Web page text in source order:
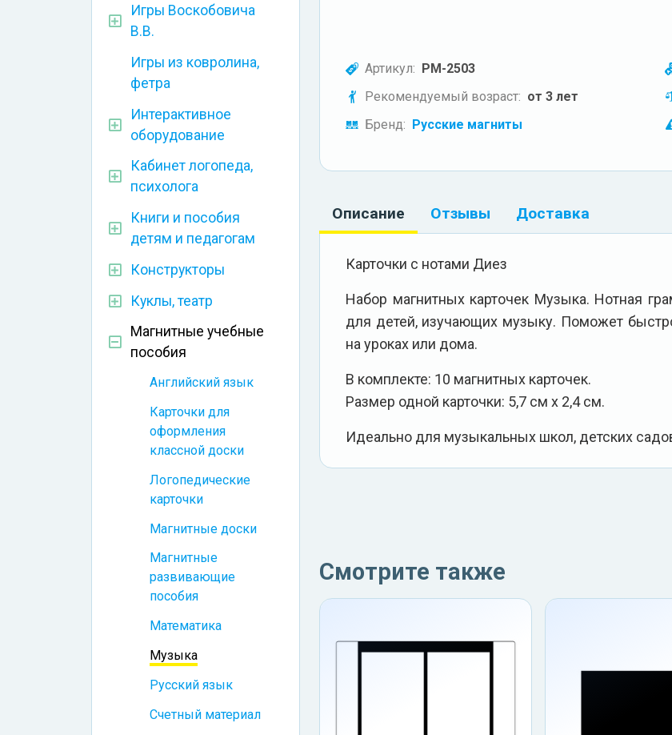
Игры Воскобовича
В.В.
Игры из ковролина,
фетра
Интерактивное
оборудование
Кабинет логопеда,
психолога
Книги и пособия
детям и педагогам
Конструкторы
Куклы, театр
Магнитные учебные
пособия
Английский язык
Карточки для
оформления
классной доски
Логопедические
карточки
Магнитные доски
Магнитные
развивающие
пособия
Математика
Музыка
Русский язык
Счетный материал
Артикул: РМ-2503
Рекомендуемый возраст: от 3 лет
Бренд: Русские магниты
Описание Отзывы Доставка
Карточки с нотами Диез
Набор магнитных карточек Музыка. Нотная
для детей, изучающих музыку. Поможет
на уроках или дома.
В комплекте: 10 магнитных карточек.
Размер одной карточки: 5,7 см х 2,4 см.
Идеально для музыкальных школ, детских
Смотрите также